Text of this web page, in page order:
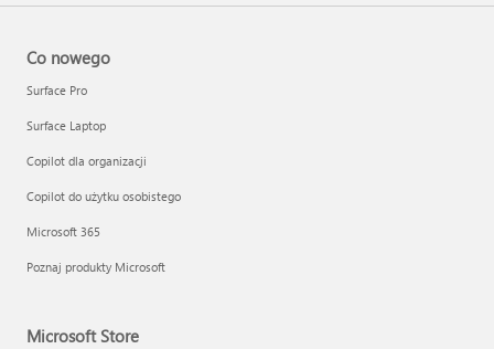
Co nowego
Surface Pro
Surface Laptop
Copilot dla organizacji
Copilot do użytku osobistego
Microsoft 365
Poznaj produkty Microsoft
Microsoft Store